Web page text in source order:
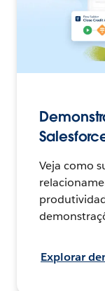
Veja como
Explorar